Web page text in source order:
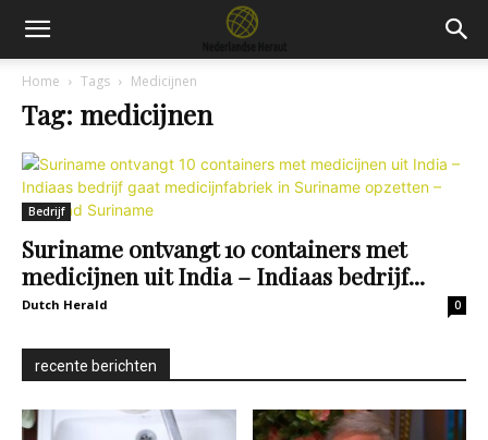
Home Tags Medicijnen
Tag: medicijnen
Bedrijf
Suriname ontvangt 10 containers met
medicijnen uit India – Indiaas bedrijf...
Dutch Herald 0
recente berichten